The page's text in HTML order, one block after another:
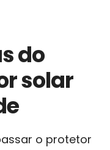
do
solar
o protetor